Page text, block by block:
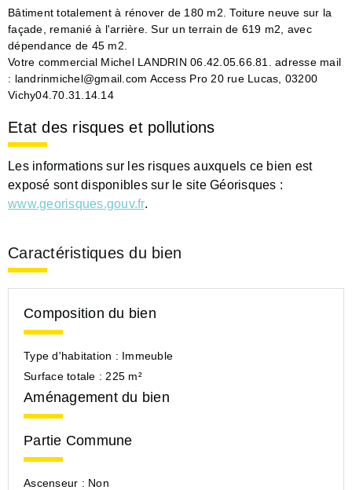
Bâtiment totalement à rénover de 180 m2. Toiture neuve sur la
façade, remanié à l'arrière. Sur un terrain de 619 m2, avec
dépendance de 45 m2.
Votre commercial Michel LANDRIN 06.42.05.66.81. adresse mail
: landrinmichel@gmail.com Access Pro 20 rue Lucas, 03200
Vichy04.70.31.14.14
Etat des risques et pollutions
Les informations sur les risques auxquels ce bien est
exposé sont disponibles sur le site Géorisques :
www.georisques.gouv.fr.
Caractéristiques du bien
Composition du bien
Type d'habitation : Immeuble
Surface totale : 225 m²
Aménagement du bien
Partie Commune
Ascenseur : Non